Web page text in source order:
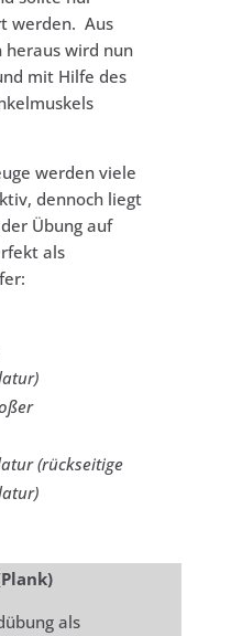
werden. Aus
wird nun
mit Hilfe des
werden viele
dennoch liegt
Übung auf
als
(rückseitige
als